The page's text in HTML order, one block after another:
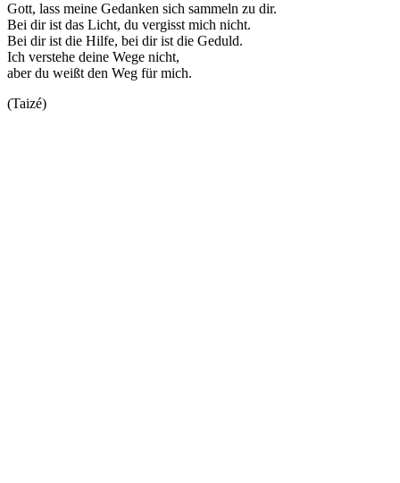
Gott, lass meine Gedanken sich sammeln zu dir.
Bei dir ist das Licht, du vergisst mich nicht.
Bei dir ist die Hilfe, bei dir ist die Geduld.
Ich verstehe deine Wege nicht,
aber du weißt den Weg für mich.
(Taizé)